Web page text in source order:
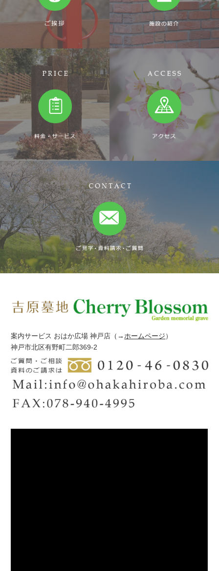
案内サービス おはか広場 神戸店 （→ ホームページ）
神戸市北区有野町二郎369-2